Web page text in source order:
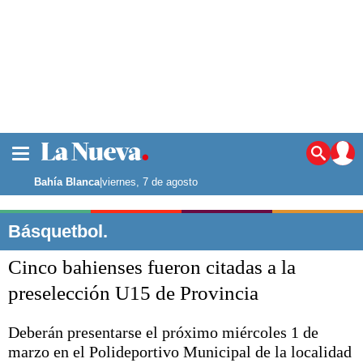
Noticias
La ciudad
Punta Alta
El mundo
Seguridad
Deportes
Escenario Olímpico
Liga del Sur
Bahía Blanca|viernes, 7 de agosto
Básquetbol.
Cinco bahienses fueron citadas a la
preselección U15 de Provincia
Deberán presentarse el próximo miércoles 1 de
marzo en el Polideportivo Municipal de la localidad